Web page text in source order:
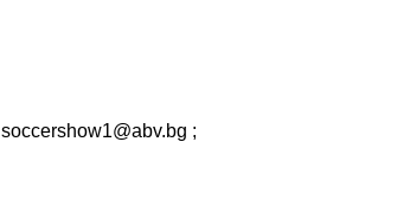
soccershow1@abv.bg ;